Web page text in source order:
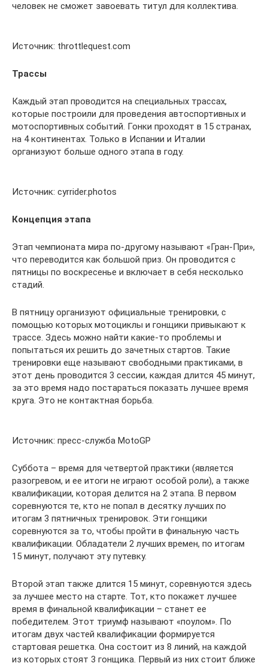
человек не сможет завоевать титул для коллектива.
Источник: throttlequest.com
Трассы
Каждый этап проводится на специальных трассах,
которые построили для проведения автоспортивных и
мотоспортивных событий. Гонки проходят в 15 странах,
на 4 континентах. Только в Испании и Италии
организуют больше одного этапа в году.
Источник: cyrrider.photos
Концепция этапа
Этап чемпионата мира по-другому называют «Гран-При»,
что переводится как большой приз. Он проводится с
пятницы по воскресенье и включает в себя несколько
стадий.
В пятницу организуют официальные тренировки, с
помощью которых мотоциклы и гонщики привыкают к
трассе. Здесь можно найти какие-то проблемы и
попытаться их решить до зачетных стартов. Такие
тренировки еще называют свободными практиками, в
этот день проводится 3 сессии, каждая длится 45 минут,
за это время надо постараться показать лучшее время
круга. Это не контактная борьба.
Источник: пресс-служба MotoGP
Суббота – время для четвертой практики (является
разогревом, и ее итоги не играют особой роли), а также
квалификации, которая делится на 2 этапа. В первом
соревнуются те, кто не попал в десятку лучших по
итогам 3 пятничных тренировок. Эти гонщики
соревнуются за то, чтобы пройти в финальную часть
квалификации. Обладатели 2 лучших времен, по итогам
15 минут, получают эту путевку.
Второй этап также длится 15 минут, соревнуются здесь
за лучшее место на старте. Тот, кто покажет лучшее
время в финальной квалификации – станет ее
победителем. Этот триумф называют «поулом». По
итогам двух частей квалификации формируется
стартовая решетка. Она состоит из 8 линий, на каждой
из которых стоят 3 гонщика. Первый из них стоит ближе